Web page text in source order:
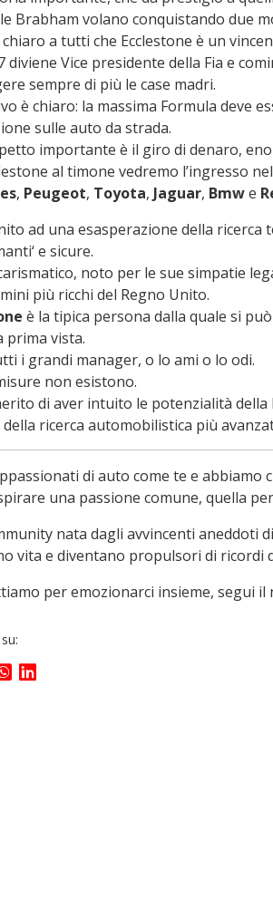
Brabham volano conquistando due
a tutti che Ecclestone è un
diviene Vice presidente della Fia e
sempre di più le case madri.
è chiaro: la massima Formula deve
sulle auto da strada.
importante è il giro di denaro,
al timone vedremo l’ingresso
, Peugeot, Toyota, Jaguar, Bmwe
ad una esasperazione della ricerca
e sicure.
noto per le sue simpatie
più ricchi del Regno Unito.
è la tipica persona dalla quale si
prima vista.
i grandi manager, o lo ami o lo odi.
non esistono.
di aver intuito le potenzialità della
ricerca automobilistica più
di auto come te e
una passione comune, quella
nata dagli avvincenti aneddoti
vita e diventano propulsori di ricordi
per emozionarci insieme, segui